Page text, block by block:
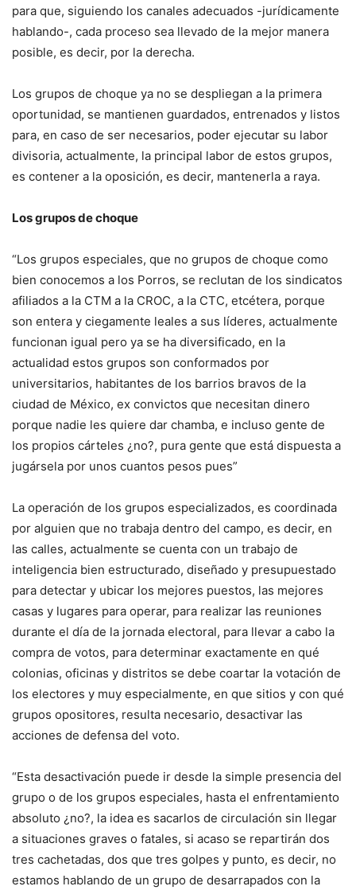
para que, siguiendo los canales adecuados -jurídicamente
hablando-, cada proceso sea llevado de la mejor manera
posible, es decir, por la derecha.
Los grupos de choque ya no se despliegan a la primera
oportunidad, se mantienen guardados, entrenados y listos
para, en caso de ser necesarios, poder ejecutar su labor
divisoria, actualmente, la principal labor de estos grupos,
es contener a la oposición, es decir, mantenerla a raya.
Los grupos de choque
“Los grupos especiales, que no grupos de choque como
bien conocemos a los Porros, se reclutan de los sindicatos
afiliados a la CTM a la CROC, a la CTC, etcétera, porque
son entera y ciegamente leales a sus líderes, actualmente
funcionan igual pero ya se ha diversificado, en la
actualidad estos grupos son conformados por
universitarios, habitantes de los barrios bravos de la
ciudad de México, ex convictos que necesitan dinero
porque nadie les quiere dar chamba, e incluso gente de
los propios cárteles ¿no?, pura gente que está dispuesta a
jugársela por unos cuantos pesos pues”
La operación de los grupos especializados, es coordinada
por alguien que no trabaja dentro del campo, es decir, en
las calles, actualmente se cuenta con un trabajo de
inteligencia bien estructurado, diseñado y presupuestado
para detectar y ubicar los mejores puestos, las mejores
casas y lugares para operar, para realizar las reuniones
durante el día de la jornada electoral, para llevar a cabo la
compra de votos, para determinar exactamente en qué
colonias, oficinas y distritos se debe coartar la votación de
los electores y muy especialmente, en que sitios y con qué
grupos opositores, resulta necesario, desactivar las
acciones de defensa del voto.
“Esta desactivación puede ir desde la simple presencia del
grupo o de los grupos especiales, hasta el enfrentamiento
absoluto ¿no?, la idea es sacarlos de circulación sin llegar
a situaciones graves o fatales, si acaso se repartirán dos
tres cachetadas, dos que tres golpes y punto, es decir, no
estamos hablando de un grupo de desarrapados con la